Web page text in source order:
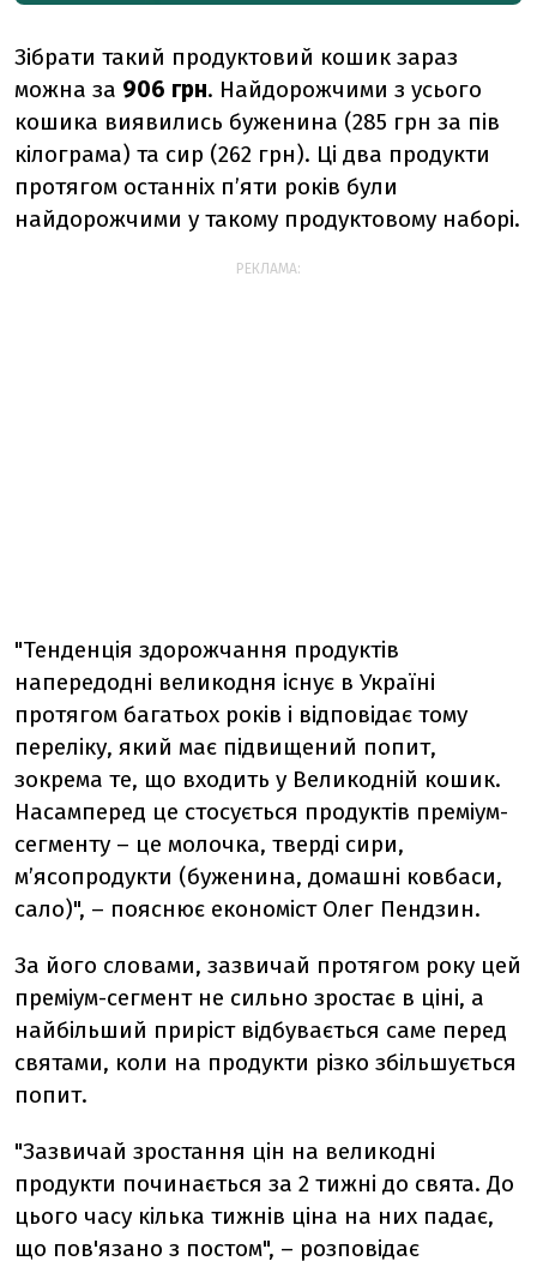
Зібрати такий продуктовий кошик зараз
можна за 906 грн. Найдорожчими з усього
кошика виявились буженина (285 грн за пів
кілограма) та сир (262 грн). Ці два продукти
протягом останніх п’яти років були
найдорожчими у такому продуктовому наборі.
РЕКЛАМА:
"Тенденція здорожчання продуктів
напередодні великодня існує в Україні
протягом багатьох років і відповідає тому
переліку, який має підвищений попит,
зокрема те, що входить у Великодній кошик.
Насамперед це стосується продуктів преміум-
сегменту – це молочка, тверді сири,
м’ясопродукти (буженина, домашні ковбаси,
сало)", – пояснює економіст Олег Пендзин.
За його словами, зазвичай протягом року цей
преміум-сегмент не сильно зростає в ціні, а
найбільший приріст відбувається саме перед
святами, коли на продукти різко збільшується
попит.
"Зазвичай зростання цін на великодні
продукти починається за 2 тижні до свята. До
цього часу кілька тижнів ціна на них падає,
що пов'язано з постом", – розповідає